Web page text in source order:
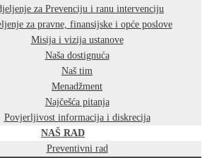
za Prevenciju i ranu intervenciju
za pravne, finansijske i opće poslove
Misija i vizija ustanove
Naša dostignuća
Naš tim
Menadžment
Najčešća pitanja
Povjerljivost informacija i diskrecija
NAŠ RAD
Preventivni rad